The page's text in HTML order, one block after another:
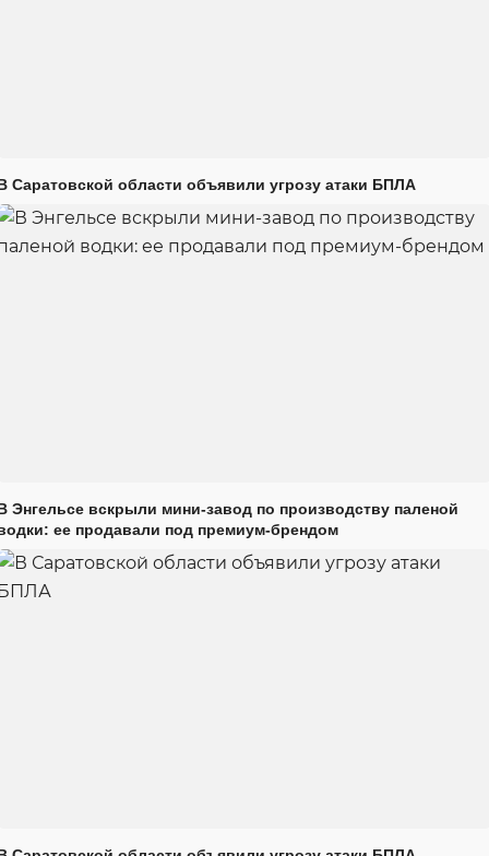
Саратовской области объявили угрозу атаки БПЛА
Энгельсе вскрыли мини-завод по производству паленой
ее продавали под премиум-брендом